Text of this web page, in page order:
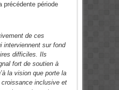
précédente période
de ces
interviennent sur fond
difficiles. Ils
fort de soutien à
la vision que porte la
croissance inclusive et